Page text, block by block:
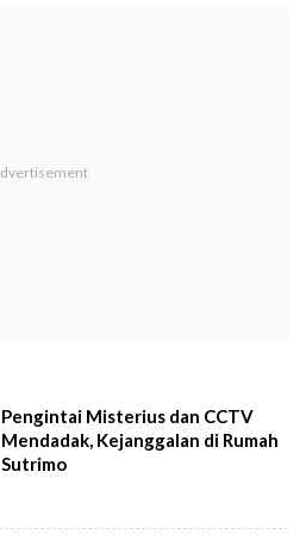
Pengintai Misterius dan CCTV
Mendadak, Kejanggalan di Rumah
Sutrimo